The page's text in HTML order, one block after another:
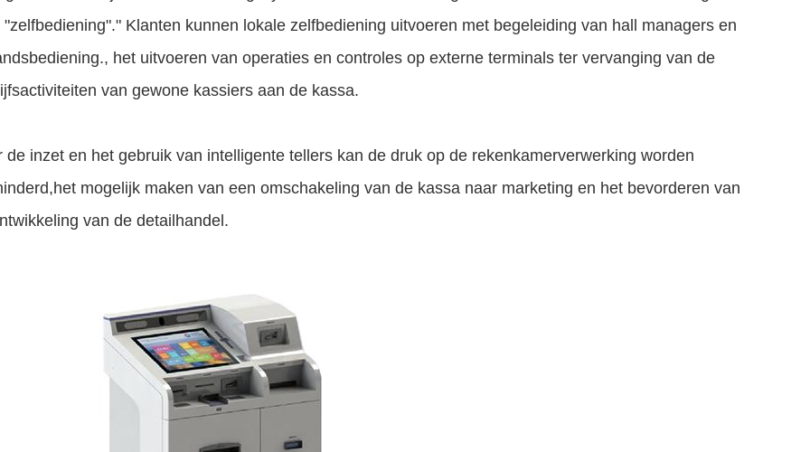
"zelfbediening"." Klanten kunnen lokale zelfbediening uitvoeren met begeleiding van hall managers en
het uitvoeren van operaties en controles op externe terminals ter vervanging van de
van gewone kassiers aan de kassa.
de inzet en het gebruik van intelligente tellers kan de druk op de rekenkamerverwerking worden
mogelijk maken van een omschakeling van de kassa naar marketing en het bevorderen van
van de detailhandel.